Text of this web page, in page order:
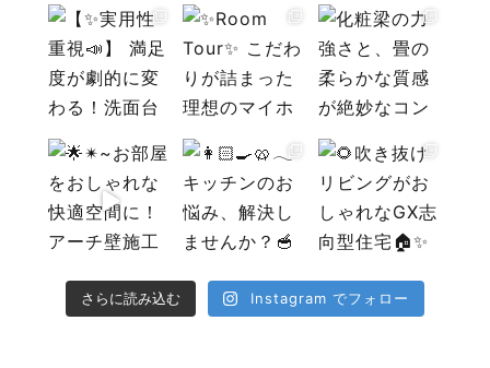
さらに読み込む Instagram でフォロー